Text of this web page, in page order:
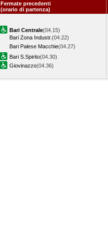
Fermate precedenti
(orario di partenza)
Bari Centrale(04.15)
Bari Zona Industr.(04.22)
Bari Palese Macchie(04.27)
Bari S.Spirito(04.30)
Giovinazzo(04.36)